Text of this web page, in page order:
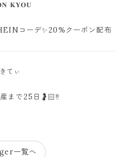
𝐊𝐘𝐎𝐔
コーデ✨20%クーポン配布
てぃ
まで25日🤰🏻‼️
一覧へ